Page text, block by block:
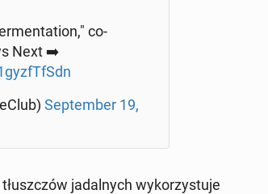
co-
Next ➡️
Sep­tem­ber 19,
ja­dal­nych wy­ko­rzy­stu­je